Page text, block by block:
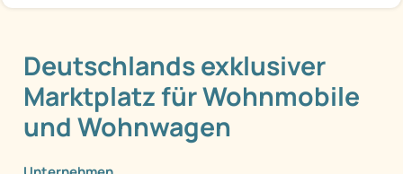
Deutschlands exklusiver
Marktplatz für Wohnmobile
und Wohnwagen